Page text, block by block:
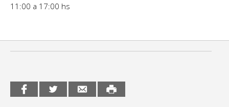
Medio Ambiente
Sin categoría
11:00 a 17:00 hs